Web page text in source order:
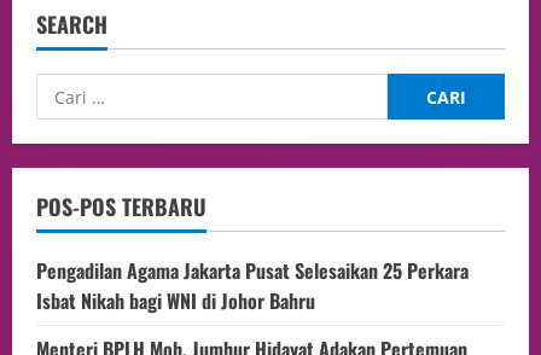
SEARCH
POS-POS TERBARU
Pengadilan Agama Jakarta Pusat Selesaikan 25 Perkara
Isbat Nikah bagi WNI di Johor Bahru
Menteri BPLH Moh. Jumhur Hidayat Adakan Pertemuan